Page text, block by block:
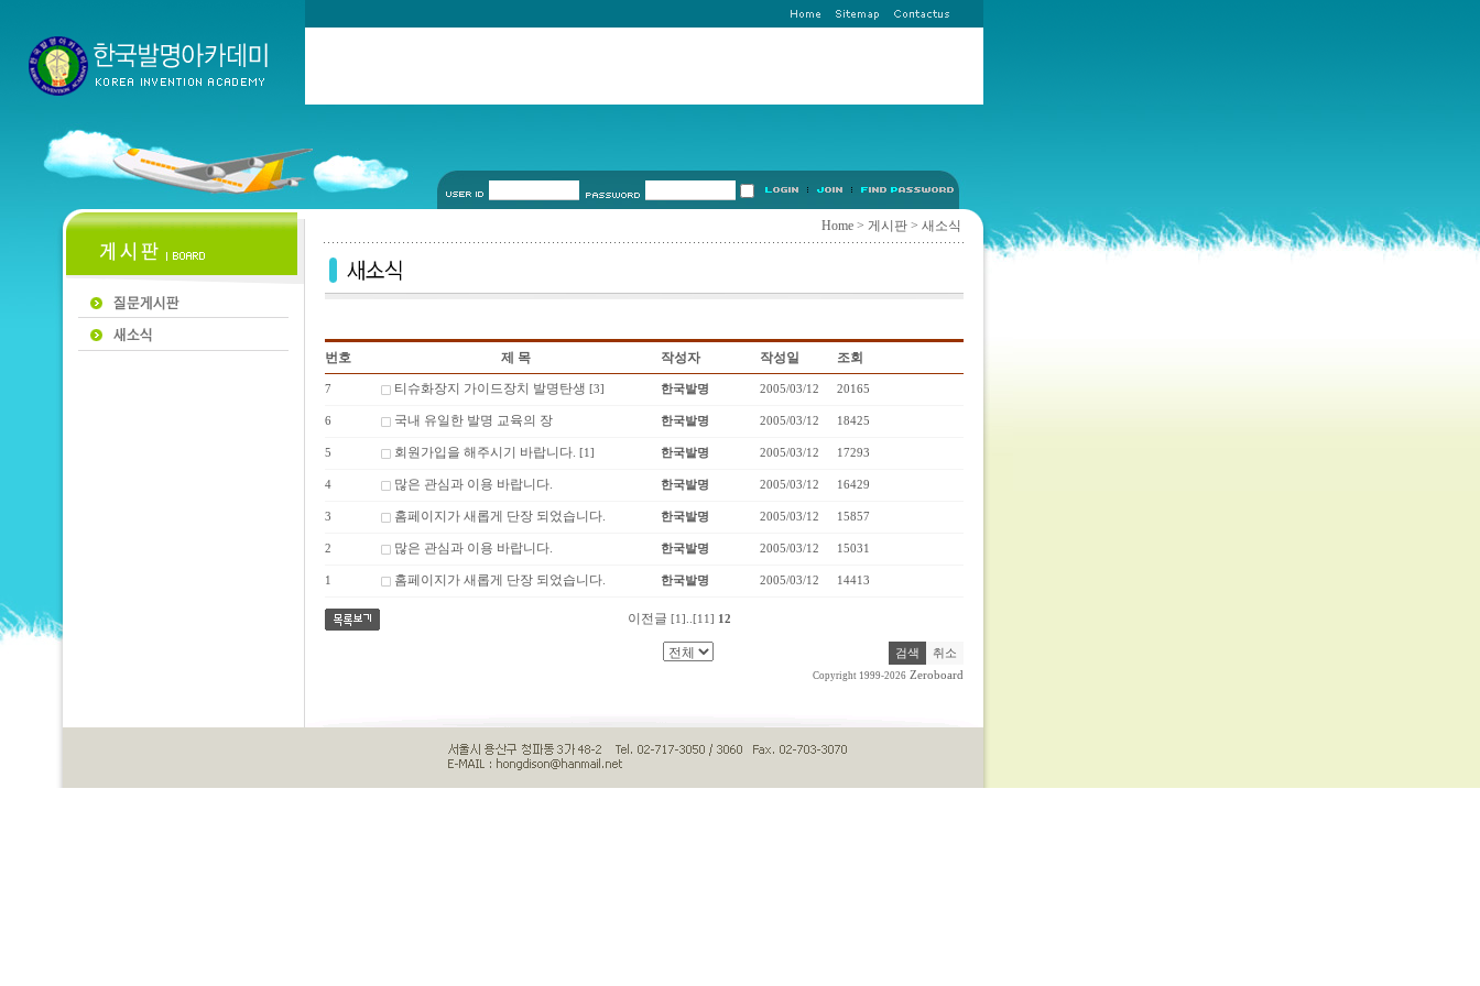
Home > 게시판 > 새소식
번호 제 목 작성자 작성일 조회
7 티슈화장지 가이드장치 발명탄생 [3] 한국발명 2005/03/12 20165
6 국내 유일한 발명 교육의 장 한국발명 2005/03/12 18425
5 회원가입을 해주시기 바랍니다. [1] 한국발명 2005/03/12 17293
4 많은 관심과 이용 바랍니다. 한국발명 2005/03/12 16429
3 홈페이지가 새롭게 단장 되었습니다. 한국발명 2005/03/12 15857
2 많은 관심과 이용 바랍니다. 한국발명 2005/03/12 15031
1 홈페이지가 새롭게 단장 되었습니다. 한국발명 2005/03/12 14413
이전글 [1] [11] 12
Copyright 1999-2026 Zeroboard